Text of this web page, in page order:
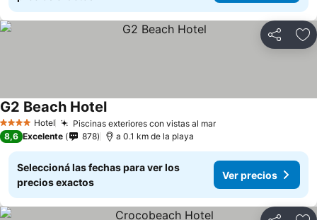
Compartir
4 EstrellasHotel Piscinas exteriores con vistas al marVer precios
G2 Beach HotelVer precios
8,6 Excelente 878 a 0.1 km de la playa
Seleccioná las fechas para ver los
precios exactos
Ver precios